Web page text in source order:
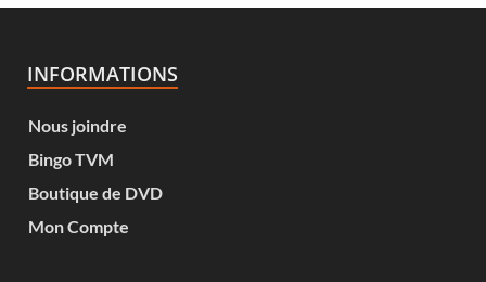
INFORMATIONS
Nous joindre
Bingo TVM
Boutique de DVD
Mon Compte